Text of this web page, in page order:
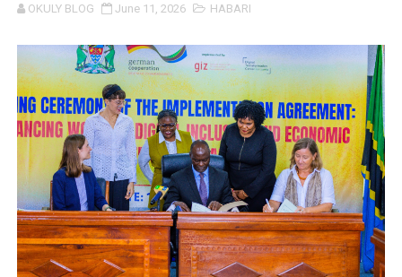
OKULY BLOG June 11, 2026 HABARI